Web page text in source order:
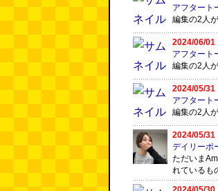
アフタート
編集の2人
2024/06/01
アフタート
編集の2人
2024/05/31
アフタート
編集の2人
2024/05/31
デイリーポ
ただいま
れているも